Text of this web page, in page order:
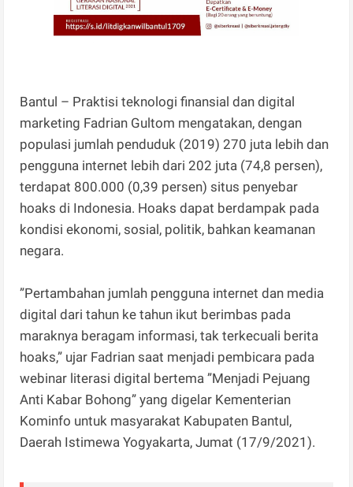
Bantul – Praktisi teknologi finansial dan digital
marketing Fadrian Gultom mengatakan, dengan
populasi jumlah penduduk (2019) 270 juta lebih dan
pengguna internet lebih dari 202 juta (74,8 persen),
terdapat 800.000 (0,39 persen) situs penyebar
hoaks di Indonesia. Hoaks dapat berdampak pada
kondisi ekonomi, sosial, politik, bahkan keamanan
negara.
”Pertambahan jumlah pengguna internet dan media
digital dari tahun ke tahun ikut berimbas pada
maraknya beragam informasi, tak terkecuali berita
hoaks,” ujar Fadrian saat menjadi pembicara pada
webinar literasi digital bertema ”Menjadi Pejuang
Anti Kabar Bohong” yang digelar Kementerian
Kominfo untuk masyarakat Kabupaten Bantul,
Daerah Istimewa Yogyakarta, Jumat (17/9/2021).